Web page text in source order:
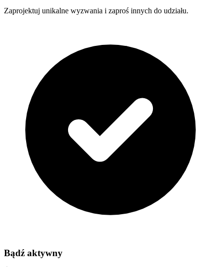
Zaprojektuj unikalne wyzwania i zaproś innych do udziału.
Bądź aktywny